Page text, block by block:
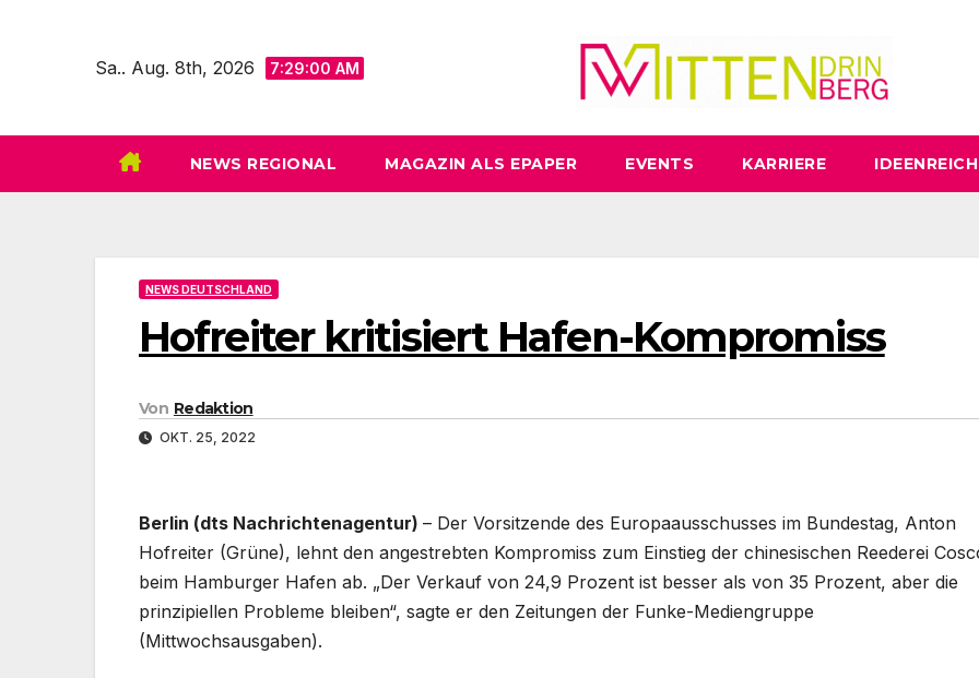
Sa.. Aug. 8th, 2026 7:29:01 AM
NEWS REGIONAL MAGAZIN ALS EPAPER EVENTS KARRIERE IDEENREICH
NEWS DEUTSCHLAND
Hofreiter kritisiert Hafen-Kompromiss
Von Redaktion
OKT. 25, 2022
Berlin (dts Nachrichtenagentur) – Der Vorsitzende des Europaausschusses im Bundestag, Anton
Hofreiter (Grüne), lehnt den angestrebten Kompromiss zum Einstieg der chinesischen Reederei
beim Hamburger Hafen ab. „Der Verkauf von 24,9 Prozent ist besser als von 35 Prozent, aber die
prinzipiellen Probleme bleiben“, sagte er den Zeitungen der Funke-Mediengruppe
(Mittwochsausgaben).